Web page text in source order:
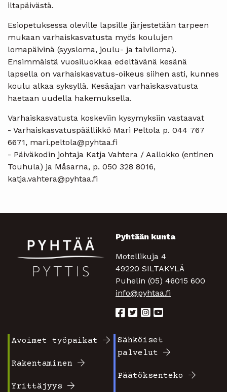
iltapäivästä.
Esiopetuksessa oleville lapsille järjestetään tarpeen
mukaan varhaiskasvatusta myös koulujen
lomapäivinä (syysloma, joulu- ja talviloma).
Ensimmäistä vuosiluokkaa edeltävänä kesänä
lapsella on varhaiskasvatus-oikeus siihen asti, kunnes
koulu alkaa syksyllä. Kesäajan varhaiskasvatusta
haetaan uudella hakemuksella.
Varhaiskasvatusta koskeviin kysymyksiin vastaavat
- Varhaiskasvatuspäällikkö Mari Peltola p. 044 767
6671, mari.peltola@pyhtaa.fi
- Päiväkodin johtaja Katja Vahtera / Aallokko (entinen
Touhula) ja Måsarna, p. 050 328 8016,
katja.vahtera@pyhtaa.fi
Pyhtään kunta
Motellikuja 4
49220 SILTAKYLÄ
Puhelin (05) 46015 600
info@pyhtaa.fi
valikko
1
Avoimet työpaikat
Rakentaminen
Yrittäjyys
Footer
2
Sähköiset
palvelut
Päätöksenteko